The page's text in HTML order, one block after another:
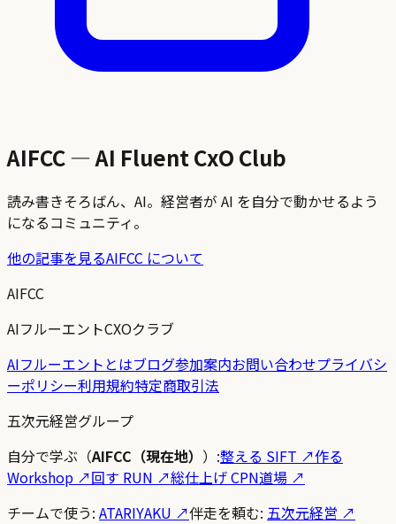
AIFCC — AI Fluent CxO Club
読み書きそろばん、AI。経営者が AI を自分で動かせるよう
になるコミュニティ。
他の記事を見るAIFCC について
AIFCC
AIフルーエントCXOクラブ
AIフルーエントとはブログ参加案内お問い合わせプライバシ
ーポリシー利用規約特定商取引法
五次元経営グループ
自分で学ぶ（AIFCC（現在地） ）:整える SIFT ↗作る
Workshop ↗回す RUN ↗総仕上げ CPN道場 ↗
チームで使う: ATARIYAKU ↗伴走を頼む: 五次元経営 ↗